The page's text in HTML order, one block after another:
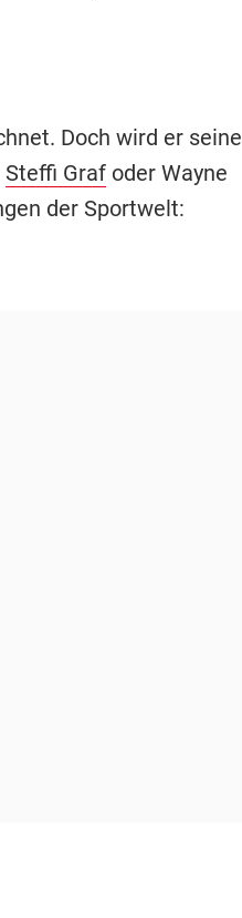
Doch wird er seine
Steffi Grafoder Wayne
der Sportwelt: